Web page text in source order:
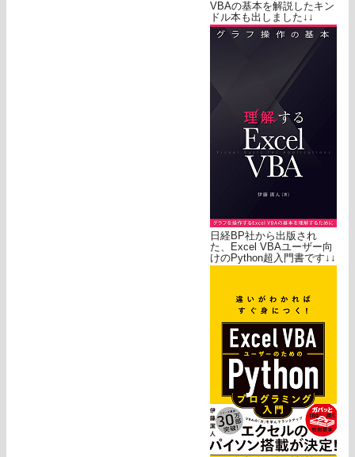
VBAの基本を解説したキン
ドル本も出しました↓↓
日経BP社から出版され
た、Excel VBAユーザー向
けのPython超入門書です↓↓